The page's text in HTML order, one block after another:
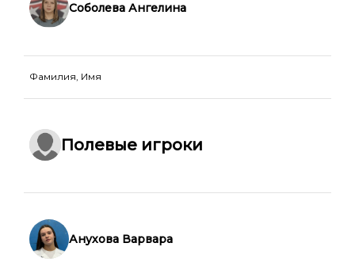
Соболева Ангелина
Фамилия, Имя
Полевые игроки
Анухова Варвара